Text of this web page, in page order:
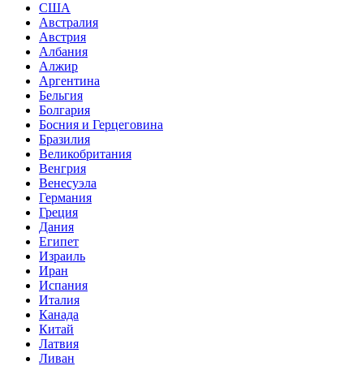
США
Австралия
Австрия
Албания
Алжир
Аргентина
Бельгия
Болгария
Босния и Герцеговина
Бразилия
Великобритания
Венгрия
Венесуэла
Германия
Греция
Дания
Египет
Израиль
Иран
Испания
Италия
Канада
Китай
Латвия
Ливан